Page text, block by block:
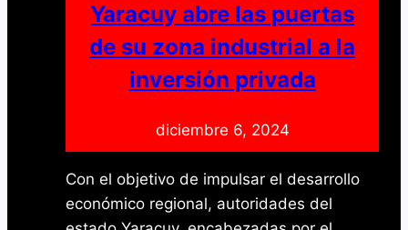
Jornada
Salud
Yaracuy abre las puertas
de su zona industrial a la
inversión privada
diciembre 6, 2024
Con el objetivo de impulsar el desarrollo
económico regional, autoridades del